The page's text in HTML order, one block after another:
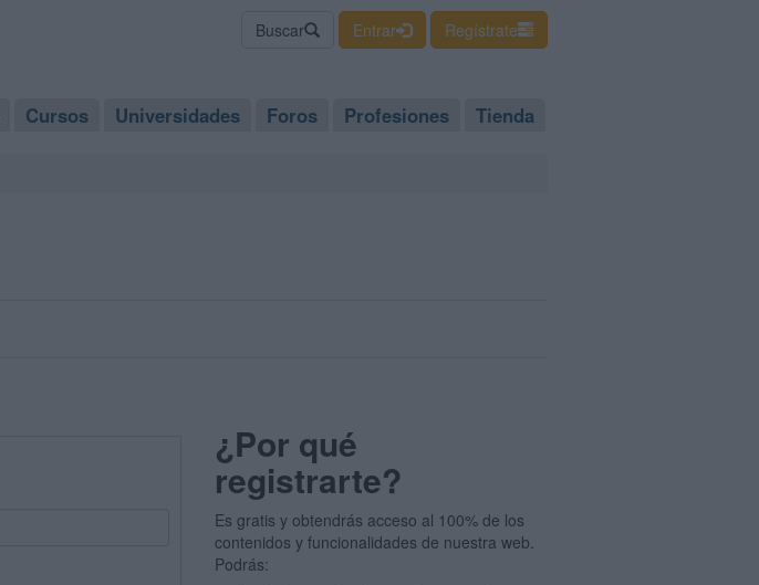
Buscar Entrar Regístrate
Cursos Universidades Foros Profesiones Tienda
¿Por qué
registrarte?
Es gratis y obtendrás acceso al 100% de los
contenidos y funcionalidades de nuestra web.
Podrás: